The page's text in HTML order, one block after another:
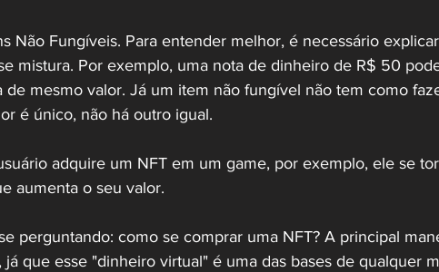
Não Fungíveis. Para entender melhor, é necessário
mistura. Por exemplo, uma nota de dinheiro de R$ 50
de mesmo valor. Já um item não fungível não tem como
é único, não há outro igual.
adquire um NFT em um game, por exemplo, ele se
aumenta o seu valor.
perguntando: como se comprar uma NFT? A principal
já que esse "dinheiro virtual" é uma das bases de qualquer